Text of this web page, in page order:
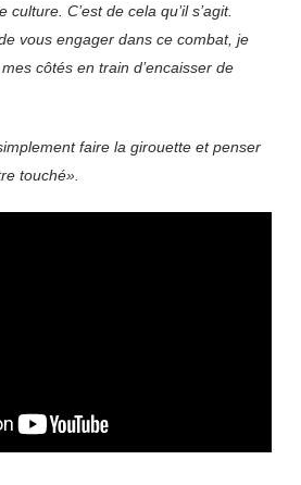
C’est de cela qu’il s’agit.
vous engager dans ce combat, je
côtés en train d’encaisser de
faire la girouette et penser
touché».